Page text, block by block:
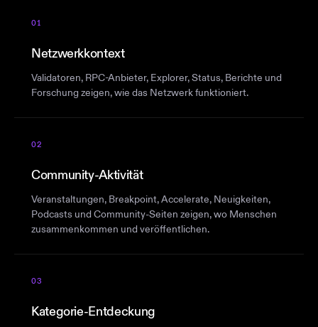
01
Netzwerkkontext
Validatoren, RPC-Anbieter, Explorer, Status, Berichte und
Forschung zeigen, wie das Netzwerk funktioniert.
02
Community-Aktivität
Veranstaltungen, Breakpoint, Accelerate, Neuigkeiten,
Podcasts und Community-Seiten zeigen, wo Menschen
zusammenkommen und veröffentlichen.
03
Kategorie-Entdeckung